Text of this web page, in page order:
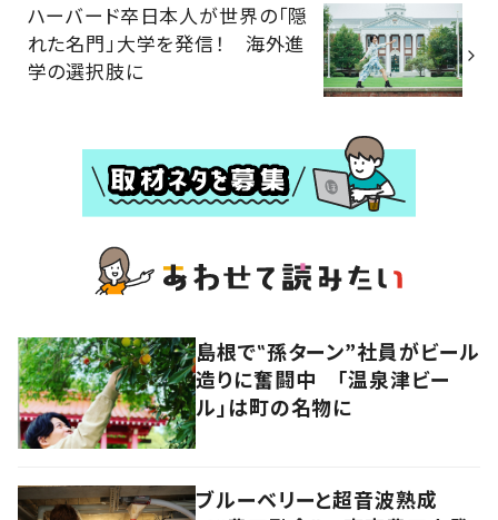
ハーバード卒日本人が世界の「隠
れた名門」大学を発信！ 海外進
学の選択肢に
島根で‟孫ターン”社員がビール
造りに奮闘中 「温泉津ビー
ル」は町の名物に
ブルーベリーと超音波熟成